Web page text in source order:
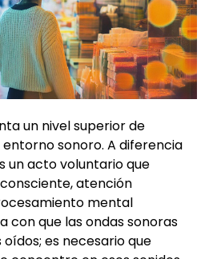
un nivel superior de
sonoro. A diferencia
un acto voluntario que
atención
mental
con que las ondas sonoras
es necesario que